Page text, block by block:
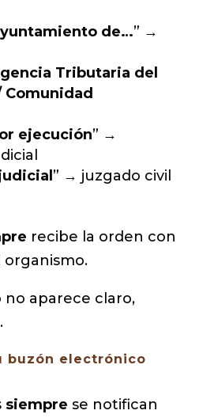
de…” →
Tributaria del
ejecución” →
” → juzgado civil
recibe la orden con
no aparece claro,
buzón electrónico
siempre se notifican